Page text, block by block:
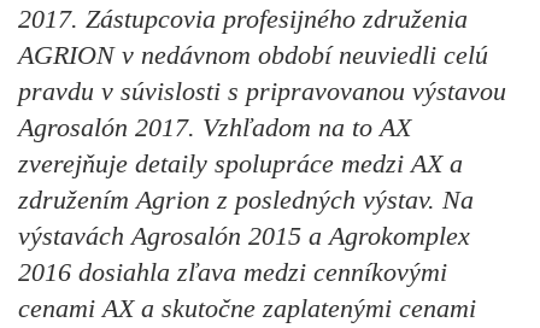
2017. Zástupcovia profesijného združenia
AGRION v nedávnom období neuviedli celú
pravdu v súvislosti s pripravovanou výstavou
Agrosalón 2017. Vzhľadom na to AX
zverejňuje detaily spolupráce medzi AX a
združením Agrion z posledných výstav. Na
výstavách Agrosalón 2015 a Agrokomplex
2016 dosiahla zľava medzi cenníkovými
cenami AX a skutočne zaplatenými cenami